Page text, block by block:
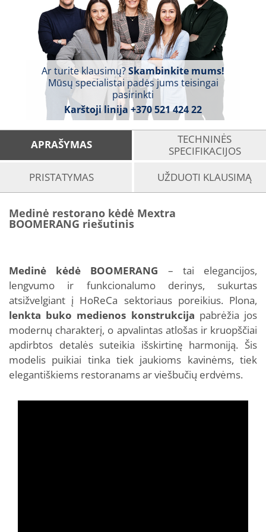
Ar turite klausimų?Skambinkite mums!
Mūsų specialistai padės jums teisingai
pasirinkti
Karštoji linija +370 521 424 22
APRAŠYMAS
TECHNINĖS
SPECIFIKACIJOS
PRISTATYMAS
UŽDUOTI KLAUSIMĄ
Medinė restorano kėdė Mextra
BOOMERANG riešutinis
Medinė kėdė BOOMERANG – tai elegancijos,
lengvumo ir funkcionalumo derinys, sukurtas
atsižvelgiant į HoReCa sektoriaus poreikius. Plona,
lenkta buko medienos konstrukcija pabrėžia jos
modernų charakterį, o apvalintas atlošas ir kruopščiai
apdirbtos detalės suteikia išskirtinę harmoniją. Šis
modelis puikiai tinka tiek jaukioms kavinėms, tiek
elegantiškiems restoranams ar viešbučių erdvėms.